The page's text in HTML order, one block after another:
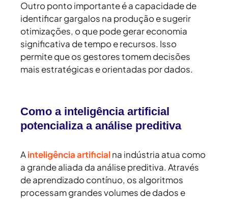
Outro ponto importante é a capacidade de
identificar gargalos na produção e sugerir
otimizações, o que pode gerar economia
significativa de tempo e recursos. Isso
permite que os gestores tomem decisões
mais estratégicas e orientadas por dados.
Como a inteligência artificial
potencializa a análise preditiva
Ainteligência artificialna indústria atua como
a grande aliada da análise preditiva. Através
de aprendizado contínuo, os algoritmos
processam grandes volumes de dados e